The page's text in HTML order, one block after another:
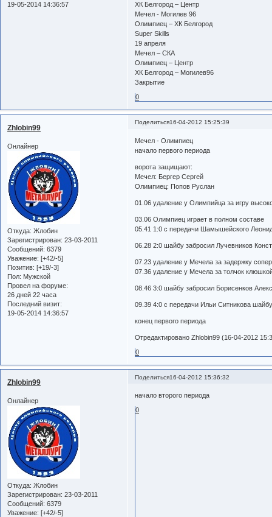
19-05-2014 14:36:57
ХК Белгород – Центр
Мечел - Могилев 96
Олимпиец – ХК Белгород
Super Skills
19 апреля
Мечел – СКА
Олимпиец – Центр
ХК Белгород – Могилев96
Закрытие
0
Поделиться16-04-2012 15:25:39
Zhlobin99
Онлайнер
Откуда: Жлобин
Зарегистрирован: 23-03-2011
Сообщений: 6379
Уважение: [+42/-5]
Позитив: [+19/-3]
Пол: Мужской
Провел на форуме:
26 дней 22 часа
Последний визит:
19-05-2014 14:36:57
Мечел - Олимпиец
начало первого периода
ворота защищают:
Мечел: Бергер Сергей
Олимпиец: Попов Руслан
01.06 удаление у Олимпийца за игру
03.06 Олимпиец играет в полном составе
05.41 1:0 с передачи Шамышейского
06.28 2:0 шайбу забросил Лучевников
07.23 удаление у Мечела за задержку
07.36 удаление у Мечела за толчок
08.46 3:0 шайбу забросил Борисенков
09.39 4:0 с передачи Ильи Ситникова
конец первого периода
Отредактировано Zhlobin99 (16-04-2012
0
Поделиться16-04-2012 15:36:32
Zhlobin99
Онлайнер
Откуда: Жлобин
Зарегистрирован: 23-03-2011
Сообщений: 6379
Уважение: [+42/-5]
начало второго периода
0